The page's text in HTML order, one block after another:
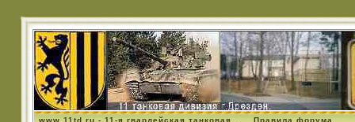
www.11td.ru - 11-я гвардейская танковая... Правила форума